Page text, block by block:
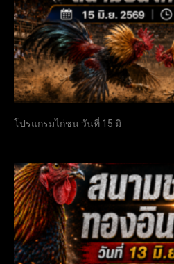
โปรแกรมไก่ชน วันที่ 15 มิ